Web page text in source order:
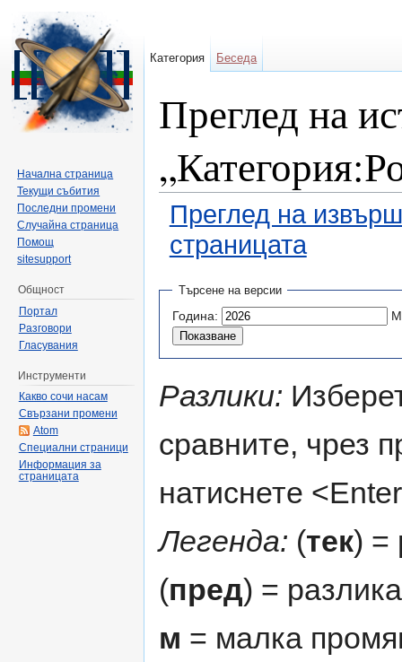
Преглед на
Преглед на
страницата
Търсене на версии
Година:
Разлики:
сравните, чрез
натиснете
Легенда: (тек) =
(пред) =
м = малка
Категория Беседа
Начална страница
Текущи събития
Последни промени
Случайна страница
Помощ
sitesupport
Общност
Портал
Разговори
Гласувания
Инструменти
Какво сочи насам
Свързани промени
Atom
Специални страници
Информация за
страницата